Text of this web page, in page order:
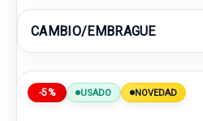
CAMBIO/EMBRAGUE
-5% USADO NOVEDAD